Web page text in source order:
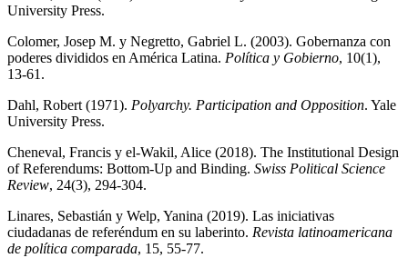
University Press.
Colomer, Josep M. y Negretto, Gabriel L. (2003). Gobernanza con
poderes divididos en América Latina. Política y Gobierno, 10(1),
13-61.
Dahl, Robert (1971). Polyarchy. Participation and Opposition. Yale
University Press.
Cheneval, Francis y el‐Wakil, Alice (2018). The Institutional Design
of Referendums: Bottom-Up and Binding. Swiss Political Science
Review, 24(3), 294-304.
Linares, Sebastián y Welp, Yanina (2019). Las iniciativas
ciudadanas de referéndum en su laberinto. Revista latinoamericana
de política comparada, 15, 55-77.